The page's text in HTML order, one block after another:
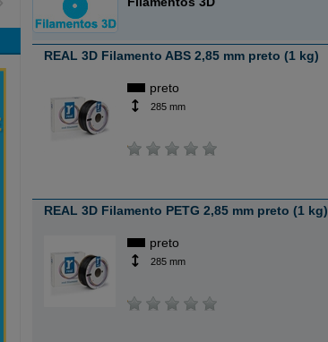
REAL 3D Filamento ABS 2,85 mm preto (1 kg)
preto
285 mm
REAL 3D Filamento PETG 2,85 mm preto (1 kg)
preto
285 mm